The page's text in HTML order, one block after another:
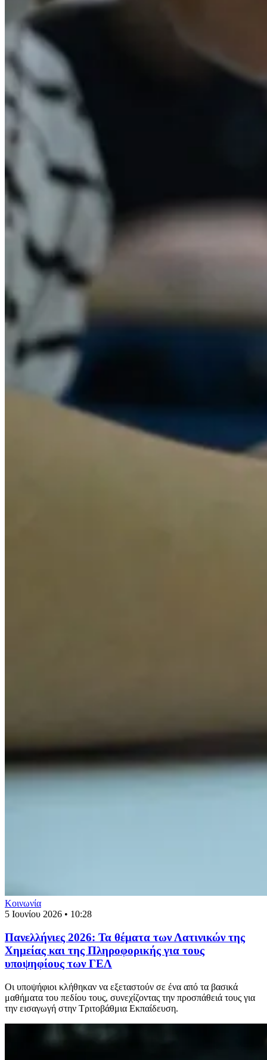
Κοινωνία
5 Ιουνίου 2026 • 10:28
Πανελλήνιες 2026: Τα θέματα των Λατινικών της
Χημείας και της Πληροφορικής για τους
υποψηφίους των ΓΕΛ
Οι υποψήφιοι κλήθηκαν να εξεταστούν σε ένα από τα βασικά
μαθήματα του πεδίου τους, συνεχίζοντας την προσπάθειά τους για
την εισαγωγή στην Τριτοβάθμια Εκπαίδευση.